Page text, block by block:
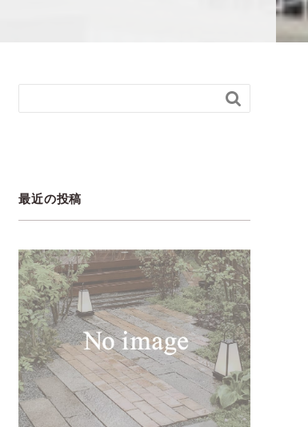

最近の投稿